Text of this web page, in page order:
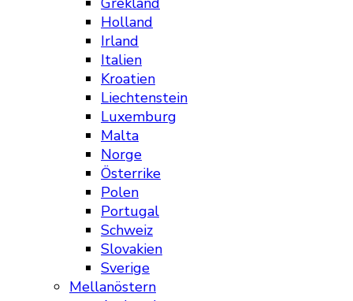
Holland
Irland
Italien
Kroatien
Liechtenstein
Luxemburg
Malta
Norge
Österrike
Polen
Portugal
Schweiz
Slovakien
Sverige
Mellanöstern